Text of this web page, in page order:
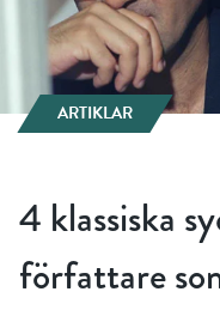
ARTIKLAR
4 klassiska
författare